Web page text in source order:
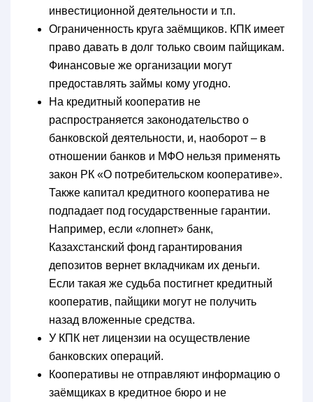
инвестиционной деятельности и т.п.
Ограниченность круга заёмщиков. КПК имеет
право давать в долг только своим пайщикам.
Финансовые же организации могут
предоставлять займы кому угодно.
На кредитный кооператив не
распространяется законодательство о
банковской деятельности, и, наоборот – в
отношении банков и МФО нельзя применять
закон РК «О потребительском кооперативе».
Также капитал кредитного кооператива не
подпадает под государственные гарантии.
Например, если «лопнет» банк,
Казахстанский фонд гарантирования
депозитов вернет вкладчикам их деньги.
Если такая же судьба постигнет кредитный
кооператив, пайщики могут не получить
назад вложенные средства.
У КПК нет лицензии на осуществление
банковских операций.
Кооперативы не отправляют информацию о
заёмщиках в кредитное бюро и не